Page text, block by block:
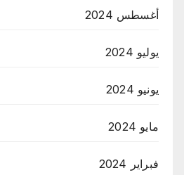
أغسطس 2024
يوليو 2024
يونيو 2024
مايو 2024
فبراير 2024